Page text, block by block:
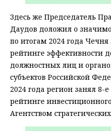
Здесь же Председатель
Даудов доложил о
по итогам 2024 года Чечня
рейтинге эффективности
должностных лиц и
субъектов Российской
2024 года регион занял
рейтинге
Агентством